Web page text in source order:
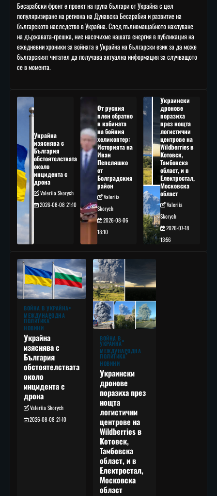
Бесарабски фронт е проект на група българи от Украйна с цел
популяризиране на региона на Дунавска Бесарабия и развитие на
българското наследство в Украйна. След пълномащабното нахлуване
на държавата-грешка, ние насочихме нашата енергия в публикация на
ежедневни хроники за войната в Украйна на български език за да може
българският читател да получава актуална информация за случващото
се в момента.
Украйна
изяснява с
България
обстоятелствата
около
инцидента с
дрона
Valeriia Skorych
2026-08-08 21:10
От руския
плен обратно
в кабината
на бойния
хеликоптер:
Историята на
Иван
Пепеляшко
от
Болградския
район
Valeriia
Skorych
2026-08-06
18:10
Украински
дронове
поразиха
през нощта
логистични
центрове на
Wildberries в
Котовск,
Тамбовска
област, и в
Електростал,
Московска
област
Valeriia
Skorych
2026-07-18
13:56
ВОЙНА В УКРАЙНА
МЕЖДУНАРОДНА
ПОЛИТИКА
НОВИНИ
Украйна
изяснява с
България
обстоятелствата
около
инцидента с
дрона
Valeriia Skorych
2026-08-08 21:10
ВОЙНА В
УКРАЙНА
МЕЖДУНАРОДНА
ПОЛИТИКА
НОВИНИ
Украински
дронове
поразиха през
нощта
логистични
центрове на
Wildberries в
Котовск,
Тамбовска
област, и в
Електростал,
Московска
област